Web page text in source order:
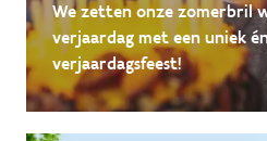
We zetten onze zomerbril
verjaardag met een uniek
verjaardagsfeest!